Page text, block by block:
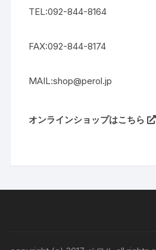
TEL:092-844-8164
FAX:092-844-8174
MAIL:shop@perol.jp
オンラインショップはこちら